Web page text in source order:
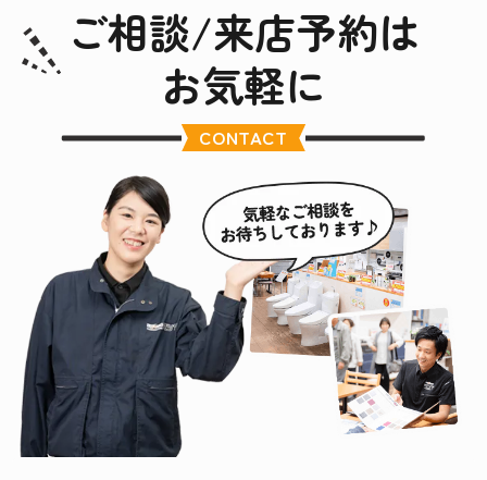
ご相談/来店予約は
お気軽に
CONTACT